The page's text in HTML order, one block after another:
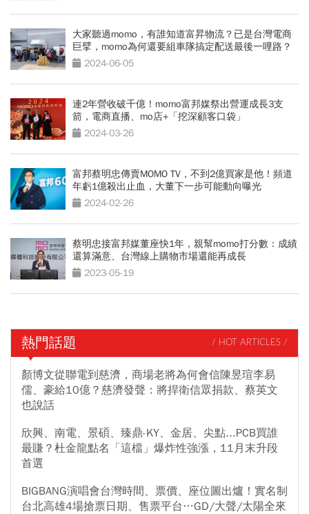
大家聽過momo，有誰知道富昇物流？已是台灣電商
巨擘，momo為何還要組車隊搞定配送最後一哩路？
2024-06-05
連2年營收破千億！momo富邦媒祭出營運成長3支
箭，電商直播、mo店+「挖深顧客口袋」
2024-03-26
富邦蔡明忠傳賣MOMO TV，不到2億買家是他！頻道
年虧1億殺出止血，大董下一步可能動向曝光
2024-02-26
蔡明忠接富邦媒董座快1年，親幫momo打分數：成績
還算滿意、台灣線上購物市場還能再成長
2023-05-19
熱門話題 / HOT ARTICLES /
顏博文從聯電到慈濟，商場老將為何會信陳昱瑄李易
儒、豪給10億？慈濟發聲：將捍衛信眾捐款、蔡英文
也說話
欣興、南電、景碩、臻鼎-KY、金居、尖點...PCB買誰
最賺？杜金龍點名「這檔」爆炸性強漲，11月末升段
首選
BIGBANG演唱會台灣時間、票價、座位圖出爐！實名制
台北高雄4場搶票日期、售票平台…GD/大聲/太陽全來